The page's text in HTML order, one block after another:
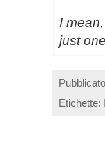
I
just one
Etichette: